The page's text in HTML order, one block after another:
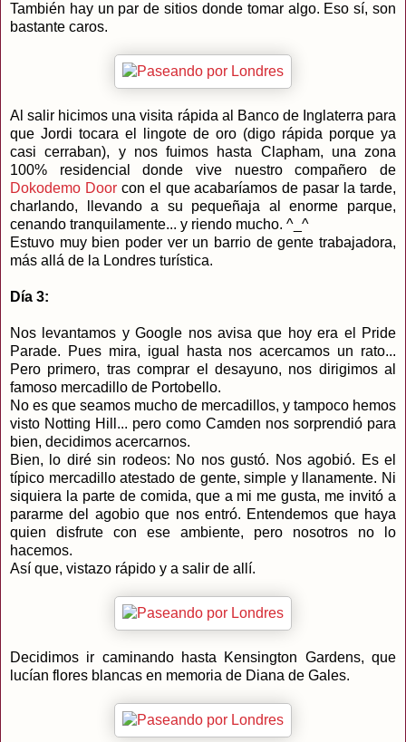
También hay un par de sitios donde tomar algo. Eso sí, son
bastante caros.
Al salir hicimos una visita rápida al Banco de Inglaterra para
que Jordi tocara el lingote de oro (digo rápida porque ya
casi cerraban), y nos fuimos hasta Clapham, una zona
100% residencial donde vive nuestro compañero de
Dokodemo Doorcon el que acabaríamos de pasar la tarde,
charlando, llevando a su pequeñaja al enorme parque,
cenando tranquilamente... y riendo mucho. ^_^
Estuvo muy bien poder ver un barrio de gente trabajadora,
más allá de la Londres turística.
Día 3:
Nos levantamos y Google nos avisa que hoy era el Pride
Parade. Pues mira, igual hasta nos acercamos un rato...
Pero primero, tras comprar el desayuno, nos dirigimos al
famoso mercadillo de Portobello.
No es que seamos mucho de mercadillos, y tampoco hemos
visto Notting Hill... pero como Camden nos sorprendió para
bien, decidimos acercarnos.
Bien, lo diré sin rodeos: No nos gustó. Nos agobió. Es el
típico mercadillo atestado de gente, simple y llanamente. Ni
siquiera la parte de comida, que a mi me gusta, me invitó a
pararme del agobio que nos entró. Entendemos que haya
quien disfrute con ese ambiente, pero nosotros no lo
hacemos.
Así que, vistazo rápido y a salir de allí.
Decidimos ir caminando hasta Kensington Gardens, que
lucían flores blancas en memoria de Diana de Gales.